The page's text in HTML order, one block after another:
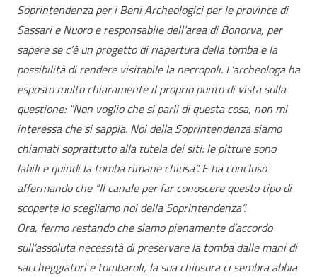
Soprintendenza per i Beni Archeologici per le province di
Sassari e Nuoro e responsabile dell’area di Bonorva, per
sapere se c’è un progetto di riapertura della tomba e la
possibilità di rendere visitabile la necropoli. L’archeologa ha
esposto molto chiaramente il proprio punto di vista sulla
questione: “Non voglio che si parli di questa cosa, non mi
interessa che si sappia. Noi della Soprintendenza siamo
chiamati soprattutto alla tutela dei siti: le pitture sono
labili e quindi la tomba rimane chiusa”. E ha concluso
affermando che “Il canale per far conoscere questo tipo di
scoperte lo scegliamo noi della Soprintendenza”.
Ora, fermo restando che siamo pienamente d’accordo
sull’assoluta necessità di preservare la tomba dalle mani di
saccheggiatori e tombaroli, la sua chiusura ci sembra abbia